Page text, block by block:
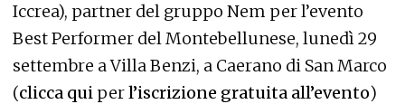
Iccrea), partner del gruppo Nem perl’evento
Best Performer del Montebellunese, lunedì 29
settembre a Villa Benzi, a Caerano di San Marco
(clicca qui perl’iscrizione gratuita all’evento)